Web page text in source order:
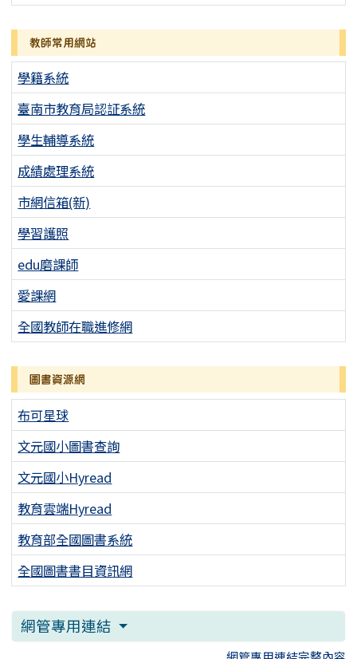
教師常用網站
學籍系統
臺南市教育局認証系統
學生輔導系統
成績處理系統
市網信箱(新)
學習護照
edu磨課師
愛課網
全國教師在職進修網
圖書資源網
布可星球
文元國小圖書查詢
文元國小Hyread
教育雲端Hyread
教育部全國圖書系統
全國圖書書目資訊網
網管專用連結